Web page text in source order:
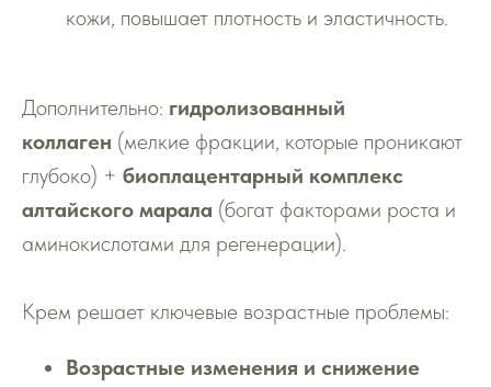
кожи, повышает плотность и эластичность.
Дополнительно: гидролизованный
коллаген (мелкие фракции, которые проникают
глубоко) + биоплацентарный комплекс
алтайского марала (богат факторами роста и
аминокислотами для регенерации).
Крем решает ключевые возрастные проблемы:
Возрастные изменения и снижение